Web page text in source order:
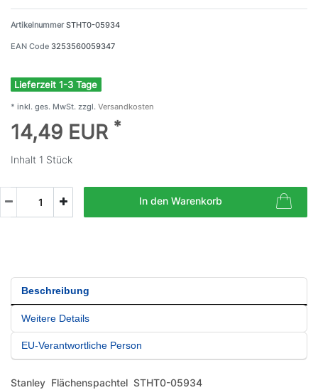
ArtikelnummerSTHT0-05934
EAN Code 3253560059347
Lieferzeit 1-3 Tage
* inkl. ges. MwSt. zzgl. Versandkosten
14,49 EUR *
Inhalt 1 Stück
In den Warenkorb
Beschreibung
Weitere Details
EU-Verantwortliche Person
Stanley Flächenspachtel STHT0-05934